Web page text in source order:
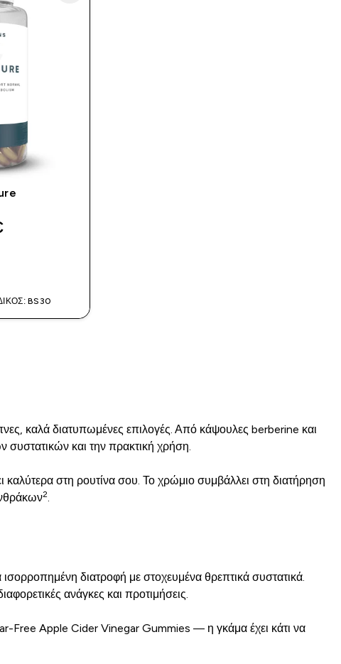
BS30
καλά διατυπωμένες επιλογές. Από κάψουλες berberine και
και την πρακτική χρήση.
στη ρουτίνα σου. Το χρώμιο συμβάλλει στη διατήρηση
2.
διατροφή με στοχευμένα θρεπτικά συστατικά.
ανάγκες και προτιμήσεις.
Free Apple Cider Vinegar Gummies — η γκάμα έχει κάτι να